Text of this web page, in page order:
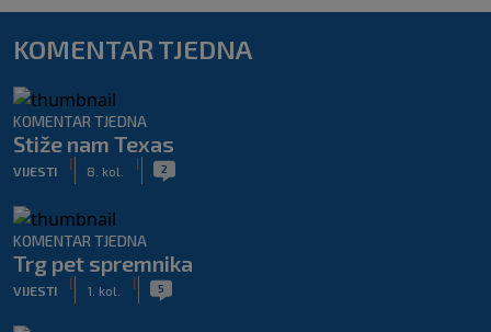
KOMENTAR TJEDNA
KOMENTAR TJEDNA
Stiže nam Texas
VIJESTI
|
8. kol.
| 2
KOMENTAR TJEDNA
Trg pet spremnika
VIJESTI
|
1. kol.
| 5